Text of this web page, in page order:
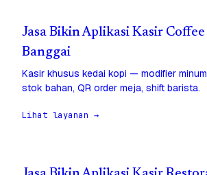
Jasa Bikin Aplikasi Kasir
Banggai
Kasir khusus kedai kopi — modifier
stok bahan, QR order meja, shift barista.
Lihat layanan →